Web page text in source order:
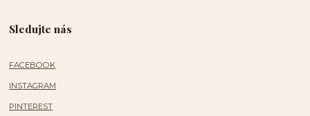
Sledujte nás
FACEBOOK
INSTAGRAM
PINTEREST